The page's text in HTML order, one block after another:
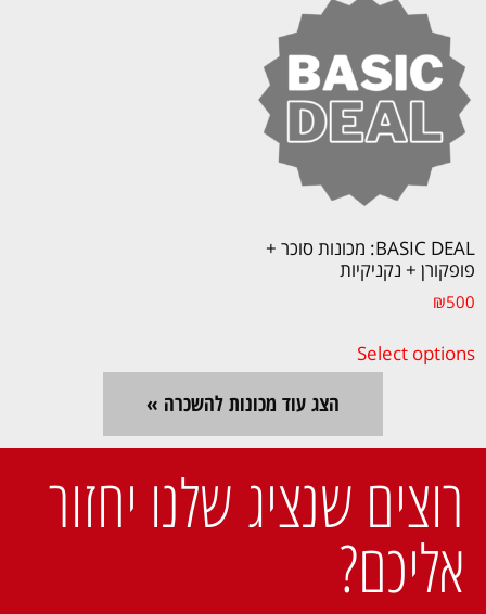
BASIC DEAL: מכונות סוכר +
פופקורן + נקניקיות
₪500
Select options
הצג עוד מכונות להשכרה »
רוצים שנציג שלנו יחזור
אליכם?